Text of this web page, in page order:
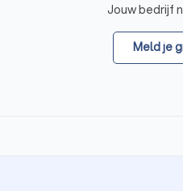
Jouw bedrijf
Meld je